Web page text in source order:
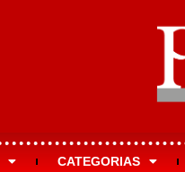
CATEGORIAS